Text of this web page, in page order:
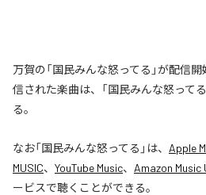
万賀の「国民みんな怒ってる」が配信
信された楽曲は、「国民みんな怒って
る。
なお「国民みんな怒ってる 」は、 Apple
MUSIC、 YouTube Music、 Amazon Music
ービスで聴くことができる。